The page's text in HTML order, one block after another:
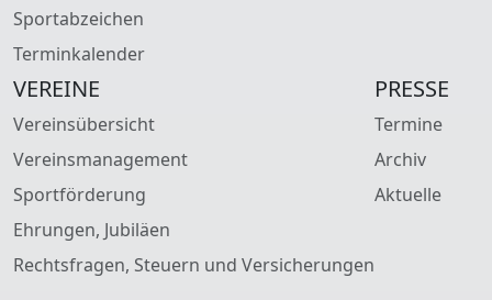
Sportabzeichen
Terminkalender
VEREINE
Vereinsübersicht
Vereinsmanagement
Sportförderung
Ehrungen, Jubiläen
Rechtsfragen, Steuern und Versicherungen
PRESSE
Termine
Archiv
Aktuelle